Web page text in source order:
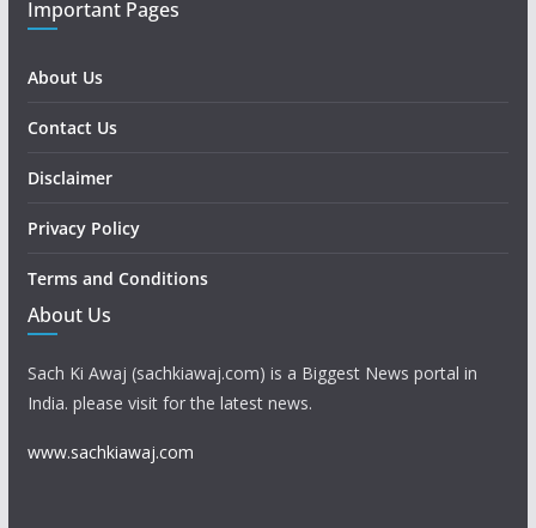
Important Pages
About Us
Contact Us
Disclaimer
Privacy Policy
Terms and Conditions
About Us
Sach Ki Awaj (sachkiawaj.com) is a Biggest News portal in
India. please visit for the latest news.
www.sachkiawaj.com